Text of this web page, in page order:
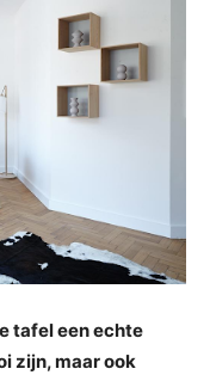
tafel een echte
zijn, maar ook